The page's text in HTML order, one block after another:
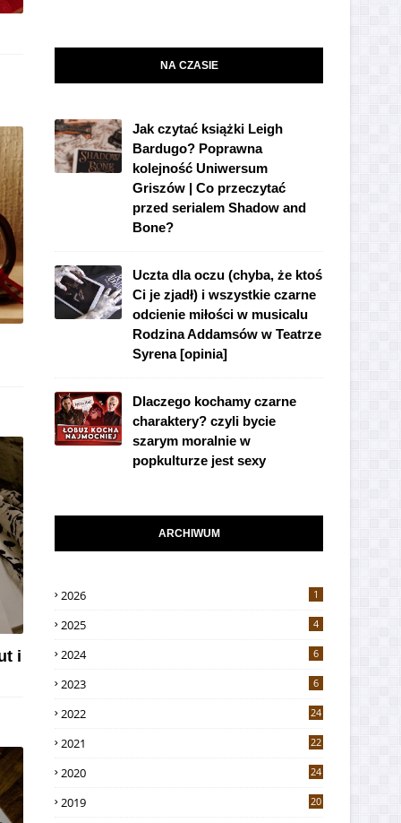
i
NA CZASIE
Jak czytać książki Leigh
Bardugo? Poprawna
kolejność Uniwersum
Griszów | Co przeczytać
przed serialem Shadow and
Bone?
Uczta dla oczu (chyba, że ktoś
Ci je zjadł) i wszystkie czarne
odcienie miłości w musicalu
Rodzina Addamsów w Teatrze
Syrena [opinia]
Dlaczego kochamy czarne
charaktery? czyli bycie
szarym moralnie w
popkulturze jest sexy
ARCHIWUM
2026 1
2025 4
2024 6
2023 6
2022 24
2021 22
2020 24
2019 20